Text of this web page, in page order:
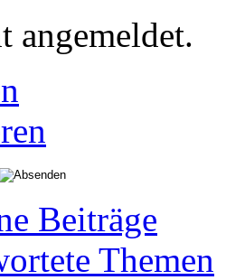
angemeldet.
Beiträge
Themen